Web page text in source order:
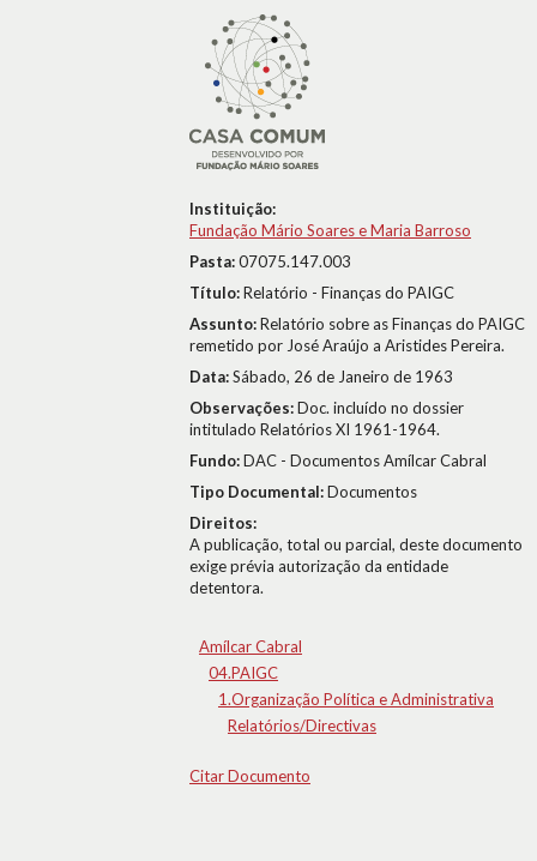
Instituição:
Fundação Mário Soares e Maria Barroso
Pasta:07075.147.003
Título:Relatório - Finanças do PAIGC
Assunto:Relatório sobre as Finanças do PAIGC
remetido por José Araújo a Aristides Pereira.
Data:Sábado, 26 de Janeiro de 1963
Observações:Doc. incluído no dossier
intitulado Relatórios XI 1961-1964.
Fundo:DAC - Documentos Amílcar Cabral
Tipo Documental:Documentos
Direitos:
A publicação, total ou parcial, deste documento
exige prévia autorização da entidade
detentora.
Amílcar Cabral
04.PAIGC
1.Organização Política e Administrativa
Relatórios/Directivas
Citar Documento